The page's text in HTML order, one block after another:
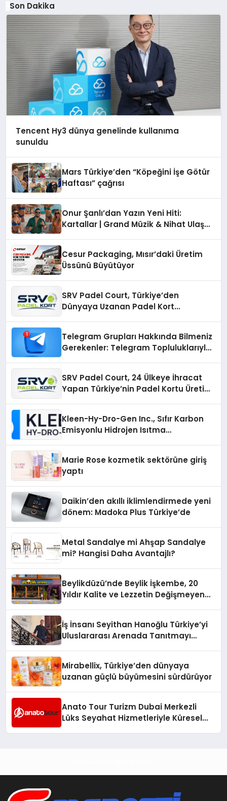
Son Dakika
Tencent Hy3 dünya genelinde kullanıma
sunuldu
Mars Türkiye’den “Köpeğini İşe Götür
Haftası” çağrısı
Onur Şanlı’dan Yazın Yeni Hiti:
Kartallar | Grand Müzik & Nihat Ulaş
Cesur Packaging, Mısır’daki Üretim
Üssünü Büyütüyor
SRV Padel Court, Türkiye’den
Dünyaya Uzanan Padel Kort
Telegram Grupları Hakkında Bilmeniz
Gerekenler: Telegram Topluluklarıyla
SRV Padel Court, 24 Ülkeye İhracat
Yapan Türkiye’nin Padel Kortu Üretim
Kleen-Hy-Dro-Gen Inc., Sıfır Karbon
Emisyonlu Hidrojen Isıtma
Marie Rose kozmetik sektörüne giriş
yaptı
Daikin’den akıllı iklimlendirmede yeni
dönem: Madoka Plus Türkiye’de
Metal Sandalye mi Ahşap Sandalye
mi? Hangisi Daha Avantajlı?
Beylikdüzü’nde Beylik İşkembe, 20
Yıldır Kalite ve Lezzetin Değişmeyen
İş İnsanı Seyithan Hanoğlu Türkiye’yi
Uluslararası Arenada Tanıtmayı
Mirabellix, Türkiye’den dünyaya
uzanan güçlü büyümesini sürdürüyor
Anato Tour Turizm Dubai Merkezli
Lüks Seyahat Hizmetleriyle Küresel